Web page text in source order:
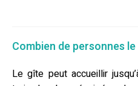
Combien de personnes
Le gîte peut accueillir